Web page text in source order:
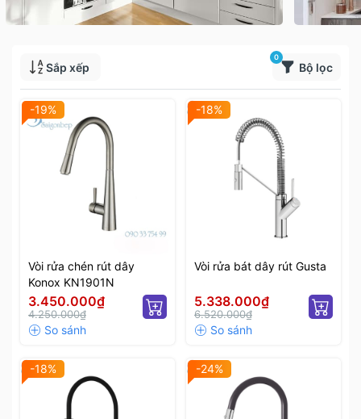
Sắp xếp Bộ lọc
0
-19%
Vòi rửa chén rút dây
Konox KN1901N
3.450.000₫
4.250.000₫
-18%
Vòi rửa bát dây rút Gusta
5.338.000₫
6.520.000₫
-18% -24%